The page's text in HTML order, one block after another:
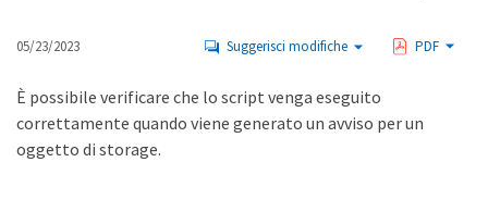
05/23/2023 Suggerisci modifiche PDF
È possibile verificare che lo script venga eseguito
correttamente quando viene generato un avviso per un
oggetto di storage.